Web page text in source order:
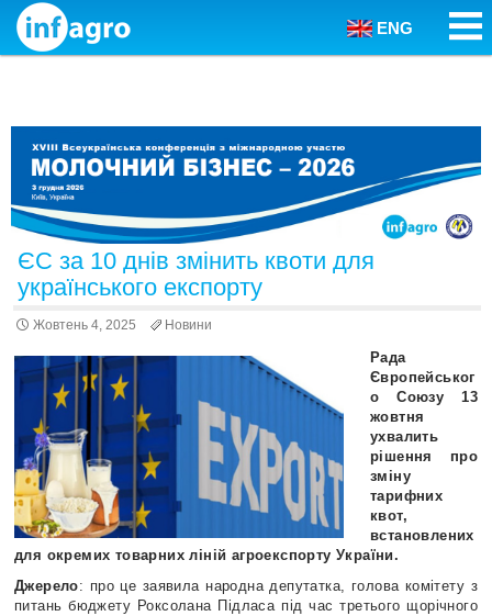
Skip to content
ENG
ЄС за 10 днів змінить квоти для
українського експорту
Жовтень 4, 2025 Новини
Рада
Європейськог
о Союзу 13
жовтня
ухвалить
рішення про
зміну
тарифних
квот,
встановлених
для окремих товарних ліній агроекспорту України.
Джерело: про це заявила народна депутатка, голова комітету з
питань бюджету Роксолана Підласа під час третього щорічного